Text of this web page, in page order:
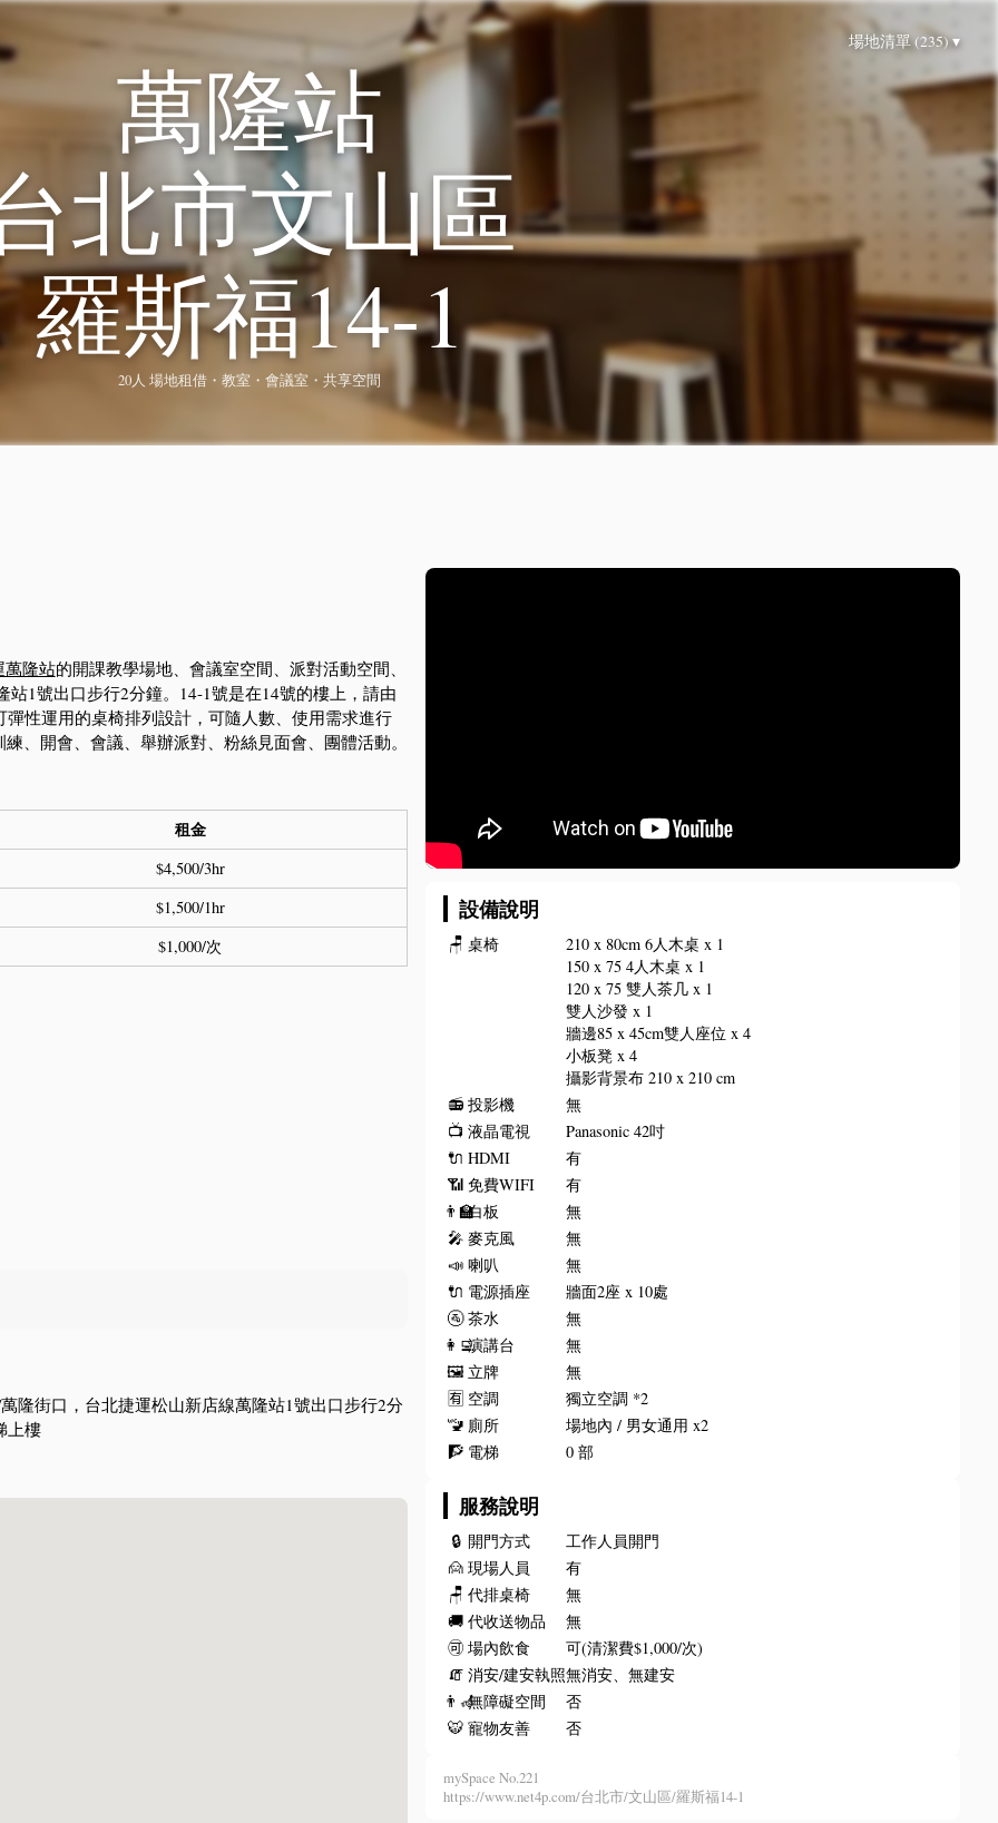
場地清單 (235) ▾
萬隆站
北市文山區
羅斯福14-1
20人 場地租借・教室・會議室・共享空間
萬隆站的開課教學場地、會議室空間、派對活動空間、
1號出口步行2分鐘​。14-1號是在14號的樓上，請由
性運用的桌椅排列設計，可隨人數、使用需求進行
、開會、會議、舉辦派對、粉絲見面會、團體活動。
租金
$4,500/3hr
$1,500/1hr
$1,000/次
隆街口，台北捷運松山新店線萬隆站1號出口步行2分
上樓
設備說明
🪑 桌椅
210 x 80cm 6人木桌 x 1
150 x 75 4人木桌 x 1
120 x 75 雙人茶几 x 1
雙人沙發 x 1
牆邊85 x 45cm雙人座位 x 4
小板凳 x 4
攝影背景布 210 x 210 cm
📻 投影機
無
📺 液晶電視
Panasonic 42吋
🔌 HDMI
有
📶 免費WIFI
有
👨‍🏫白板
無
🎤 麥克風
無
📣 喇叭
無
🔌 電源插座
牆面2座 x 10處
🚰 茶水
無
👩‍💻演講台
無
🖼️ 立牌
無
🈶 空調
獨立空調 *2
🚾 廁所
場地內 / 男女通用 x2
🧗 電梯 0 部
服務說明
🔒 開門方式
工作人員開門
🙍 現場人員
有
🪑 代排桌椅
無
🚚 代收送物品
無
🉑 場內飲食
可(清潔費$1,000/次)
🧯 消安/建安執照無消安、無建安
👨‍🦽無障礙空間
否
🐯 寵物友善 否
mySpace No.221
https://www.net4p.com/台北市/文山區/羅斯福14-1